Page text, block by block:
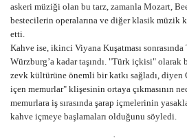
askeri müziği olan bu tarz, zamanla Mozart,
bestecilerin operalarına ve diğer klasik müzik
etti.
Kahve ise, ikinci Viyana Kuşatması
Würzburg’a kadar taşındı. "Türk içkisi" olarak
zevk kültürüne önemli bir katkı sağladı,
içen memurlar" klişesinin ortaya çıkmasının
memurlara iş sırasında şarap içmelerinin
kahve içmeye başlamaları olduğunu söyledi.